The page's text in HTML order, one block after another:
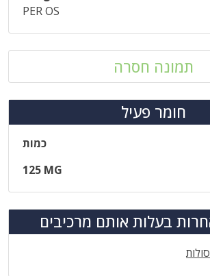
PER OS
תמונה חסרה
חומר פעיל
כמות
125 MG
בעלות אותם מרכיבים